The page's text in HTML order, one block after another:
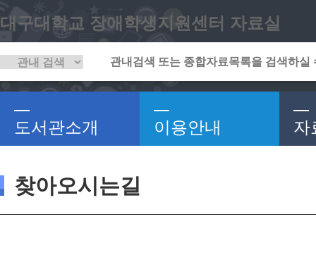
대구대학교 장애학생지원센터 자료실
도서관소개 이용안내 자
찾아오시는길